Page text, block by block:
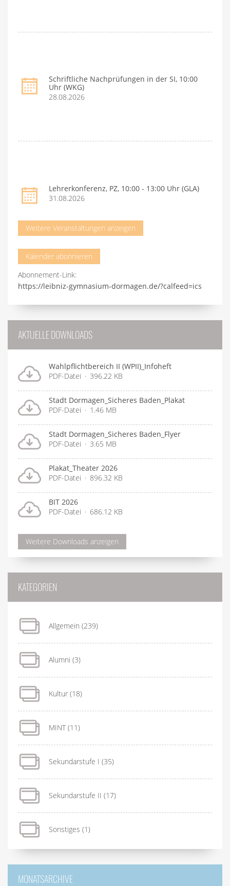
Schriftliche Nachprüfungen in der SI, 10:00
Uhr (WKG)
28.08.2026
Lehrerkonferenz, PZ, 10:00 - 13:00 Uhr (GLA)
31.08.2026
Weitere Veranstaltungen anzeigen
Kalender abonnieren
Abonnement-Link:
https://leibniz-gymnasium-dormagen.de/?calfeed=ics
AKTUELLE DOWNLOADS
Wahlpflichtbereich II (WPII)_Infoheft
PDF-Datei
396.22 KB
Stadt Dormagen_Sicheres Baden_Plakat
PDF-Datei
1.46 MB
Stadt Dormagen_Sicheres Baden_Flyer
PDF-Datei
3.65 MB
Plakat_Theater 2026
PDF-Datei
896.32 KB
BIT 2026
PDF-Datei
686.12 KB
Weitere Downloads anzeigen
KATEGORIEN
Allgemein (239)
Alumni (3)
Kultur (18)
MINT(11)
Sekundarstufe I (35)
Sekundarstufe II (17)
Sonstiges (1)
MONATSARCHIVE